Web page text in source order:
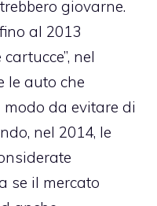
giovarne.
al 2013
nel
le auto che
da evitare di
nel 2014, le
se il mercato